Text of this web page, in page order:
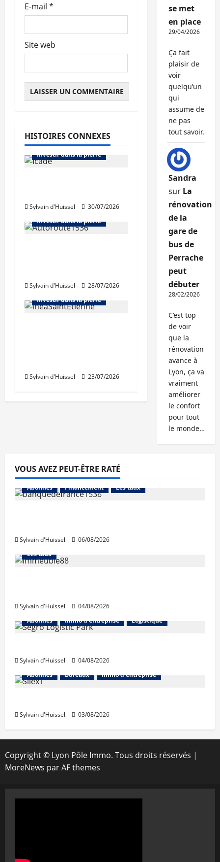
E-mail *
Site web
HISTOIRES CONNEXES
Bureaux
Immo d'entreprise
Investir dans la pierre
Sylvain d'Huissel 30/07/2026
Bourse et actualité des foncières
Investir dans la pierre
Sylvain d'Huissel 28/07/2026
Bureaux
Immo d'entreprise
Investir dans la pierre
Sylvain d'Huissel 23/07/2026
se met
en place
29/04/2026
Ça fait
plaisir de
voir
quelqu’un
qui
assume de
ne pas
tout savoir.
Sandra
sur La
rénovation
de la
gare de
bus de
Perrache
peut
débuter
28/02/2026
C’est top
de voir
que la
rénovation
avance à
Lyon, ça va
vraiment
améliorer
le confort
pour tout
le monde…
VOUS AVEZ PEUT-ÊTRE RATÉ
Abonnés Financement Les taux
Sylvain d'Huissel 06/08/2026
Abonnés Financement
Les taux
Sylvain d'Huissel
04/08/2026
Abonnés
Immo d'entreprise Logistique
Sylvain d'Huissel
04/08/2026
Abonnés
Bureaux Immo d'entreprise
Sylvain d'Huissel 03/08/2026
Copyright © Lyon Pôle Immo. Tous droits réservés |
MoreNews par AF themes